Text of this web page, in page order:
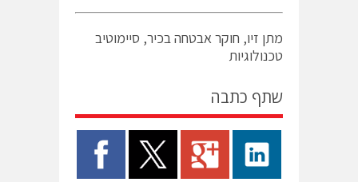
מתן זיו, חוקר אבטחה בכיר, סיימוטיב
טכנולוגיות
שתף כתבה